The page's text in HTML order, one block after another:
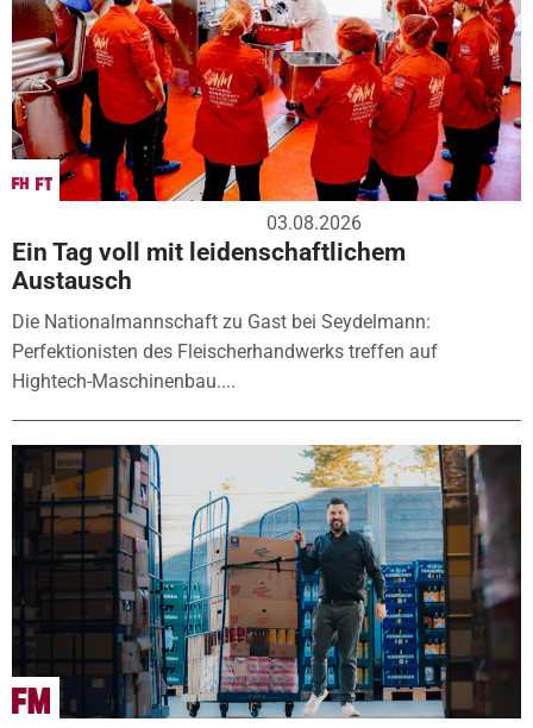
03.08.2026
Ein Tag voll mit leidenschaftlichem
Austausch
Die Nationalmannschaft zu Gast bei Seydelmann:
Perfektionisten des Fleischerhandwerks treffen auf
Hightech-Maschinenbau....